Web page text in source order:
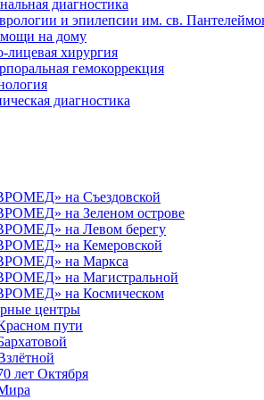
диагностика
и эпилепсии им. св.
на дому
лицевая хирургия
гемокоррекция
диагностика
на Съездовской
на Зеленом острове
на Левом берегу
на Кемеровской
на Маркса
на Магистральной
на Космическом
центры
пути
лет Октября